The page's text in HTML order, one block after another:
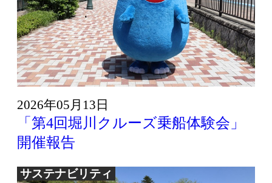
2026年05月13日
「第4回堀川クルーズ乗船体験会」
開催報告
サステナビリティ